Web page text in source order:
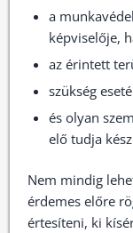
a
képviselője,
az érintett
szükség
és olyan
elő tudja
Nem mindig
érdemes előre
értesíteni, ki